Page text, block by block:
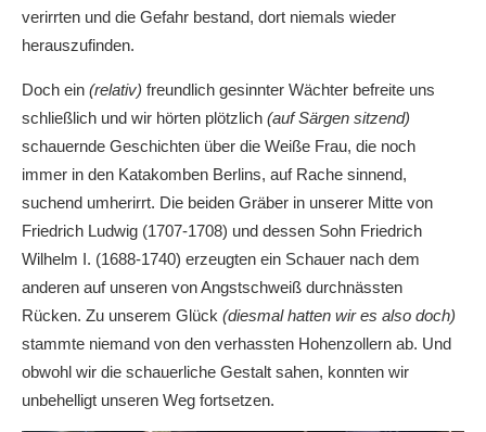
verirrten und die Gefahr bestand, dort niemals wieder
herauszufinden.
Doch ein (relativ) freundlich gesinnter Wächter befreite uns
schließlich und wir hörten plötzlich (auf Särgen sitzend)
schauernde Geschichten über die Weiße Frau, die noch
immer in den Katakomben Berlins, auf Rache sinnend,
suchend umherirrt. Die beiden Gräber in unserer Mitte von
Friedrich Ludwig (1707-1708) und dessen Sohn Friedrich
Wilhelm I. (1688-1740) erzeugten ein Schauer nach dem
anderen auf unseren von Angstschweiß durchnässten
Rücken. Zu unserem Glück (diesmal hatten wir es also doch)
stammte niemand von den verhassten Hohenzollern ab. Und
obwohl wir die schauerliche Gestalt sahen, konnten wir
unbehelligt unseren Weg fortsetzen.